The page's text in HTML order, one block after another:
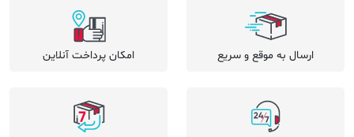
ارسال به موقع و سریع امکان پرداخت آنلاین